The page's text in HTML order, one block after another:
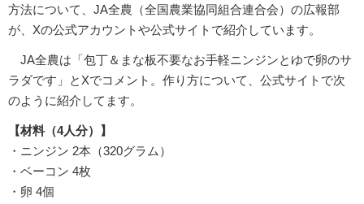
方法について、JA全農（全国農業協同組合連合会）の広報部
が、Xの公式アカウントや公式サイトで紹介しています。
JA全農は「包丁＆まな板不要なお手軽ニンジンとゆで卵のサ
ラダです」とXでコメント。作り方について、公式サイトで次
のように紹介してます。
【材料（4人分）】
・ニンジン 2本（320グラム）
・ベーコン 4枚
・卵 4個